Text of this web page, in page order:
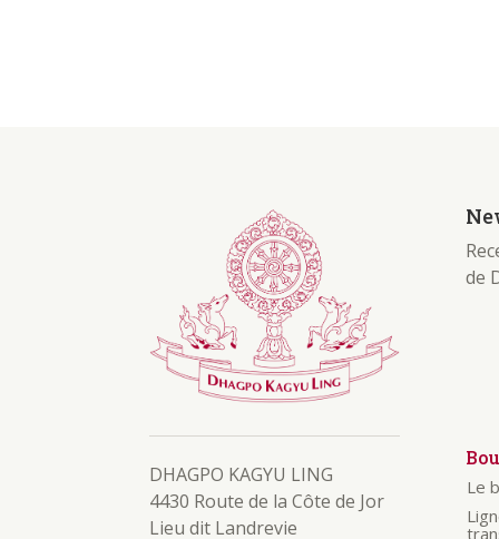
DHAGPO KAGYU LING
4430 Route de la Côte de Jor
Lieu dit Landrevie
de
Le